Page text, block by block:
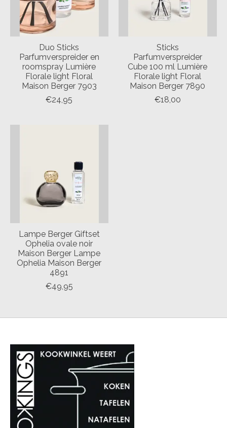
Duo Sticks
Parfumverspreider en
roomspray Lumière
Florale light Floral
Maison Berger 7903
€24,95
Sticks
Parfumverspreider
Cube 100 ml Lumière
Florale light Floral
Maison Berger 7890
€18,00
Lampe Berger Giftset
Ophelia ovale noir
Maison Berger Lampe
Ophelia Maison Berger
4891
€49,95